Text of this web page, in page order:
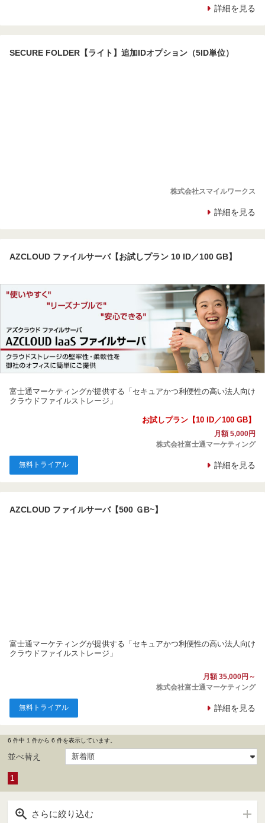
詳細を見る
SECURE FOLDER【ライト】追加IDオプション（5ID単位）
株式会社スマイルワークス
詳細を見る
AZCLOUD ファイルサーバ【お試しプラン 10 ID／100 GB】
富士通マーケティングが提供する「セキュアかつ利便性の高い法人向け
クラウドファイルストレージ」
お試しプラン【10 ID／100 GB】
月額 5,000円
株式会社富士通マーケティング
無料トライアル 詳細を見る
AZCLOUD ファイルサーバ【500 ＧB~】
富士通マーケティングが提供する「セキュアかつ利便性の高い法人向け
クラウドファイルストレージ」
月額 35,000円～
株式会社富士通マーケティング
無料トライアル 詳細を見る
6 件中 1 件から 6 件を表示しています。
並べ替え
1
 さらに絞り込む